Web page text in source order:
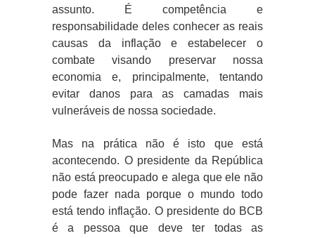
assunto. É competência e
responsabilidade deles conhecer as reais
causas da inflação e estabelecer o
combate visando preservar nossa
economia e, principalmente, tentando
evitar danos para as camadas mais
vulneráveis de nossa sociedade.
Mas na prática não é isto que está
acontecendo. O presidente da República
não está preocupado e alega que ele não
pode fazer nada porque o mundo todo
está tendo inflação. O presidente do BCB
é a pessoa que deve ter todas as